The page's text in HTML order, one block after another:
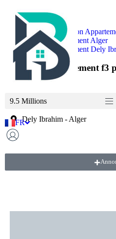
FR
AR
Immobilier
Location
Location Appartement Alger
Location Appartement Dely
Location appartement f3
9.5 Millions
Dely Ibrahim - Alger